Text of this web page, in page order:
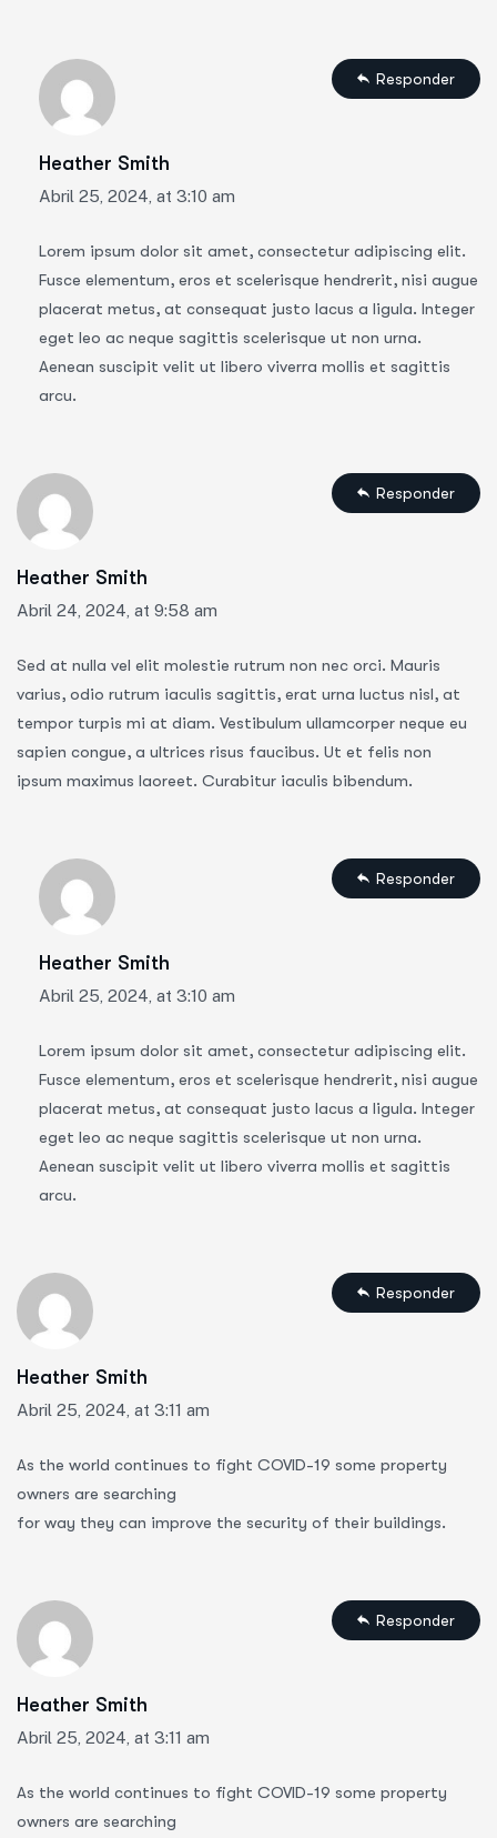
Heather Smith
Abril 25, 2024, at 3:10 am
Lorem ipsum dolor sit amet, consectetur adipiscing elit.
Fusce elementum, eros et scelerisque hendrerit, nisi augue
placerat metus, at consequat justo lacus a ligula. Integer
eget leo ac neque sagittis scelerisque ut non urna.
Aenean suscipit velit ut libero viverra mollis et sagittis
arcu.
Responder
Heather Smith
Abril 24, 2024, at 9:58 am
Sed at nulla vel elit molestie rutrum non nec orci. Mauris
varius, odio rutrum iaculis sagittis, erat urna luctus nisl, at
tempor turpis mi at diam. Vestibulum ullamcorper neque eu
sapien congue, a ultrices risus faucibus. Ut et felis non
ipsum maximus laoreet. Curabitur iaculis bibendum.
Responder
Heather Smith
Abril 25, 2024, at 3:10 am
Lorem ipsum dolor sit amet, consectetur adipiscing elit.
Fusce elementum, eros et scelerisque hendrerit, nisi augue
placerat metus, at consequat justo lacus a ligula. Integer
eget leo ac neque sagittis scelerisque ut non urna.
Aenean suscipit velit ut libero viverra mollis et sagittis
arcu.
Responder
Heather Smith
Abril 25, 2024, at 3:11 am
As the world continues to fight COVID-19 some property
owners are searching
for way they can improve the security of their buildings.
Responder
Heather Smith
Abril 25, 2024, at 3:11 am
As the world continues to fight COVID-19 some property
owners are searching
Responder